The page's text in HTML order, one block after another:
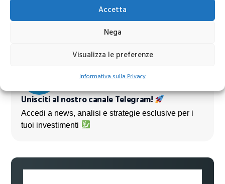
Accetta
Nega
Visualizza le preferenze
Informativa sulla Privacy
Azioni banche europee da mettere nel mirino nei
prossimi mesi
Unisciti al nostro canale Telegram!
Accedi a news, analisi e strategie esclusive per i
tuoi investimenti